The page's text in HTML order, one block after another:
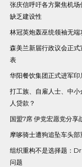
张庆信呼吁各方聚焦机
缺乏建设性
林冠英炮轰巫统领袖无
森美兰新届行政议会正
表
华阳餐饮集团正式进军
打工族、自雇人士、中
人贷款？
国盟7席 伊党宏愿党分享
摩哆骑士遭狗追坠车头
组织重构不是选择题：
问题